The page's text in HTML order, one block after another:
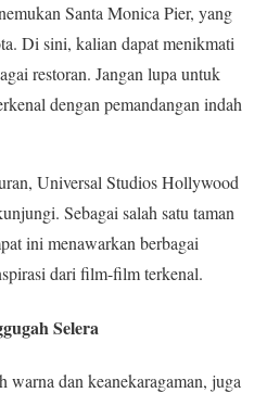
Santa Monica Pier, yang
Di sini, kalian dapat menikmati
restoran. Jangan lupa untuk
dengan pemandangan indah
Universal Studios Hollywood
Sebagai salah satu taman
ini menawarkan berbagai
dari film-film terkenal.
Selera
dan keanekaragaman, juga